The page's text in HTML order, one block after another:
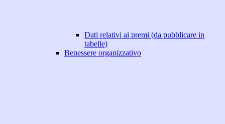
Dati relativi ai premi (da pubblicare in
tabelle)
Benessere organizzativo